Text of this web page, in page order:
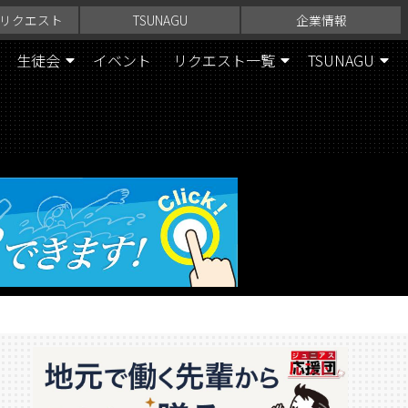
クエスト TSUNAGU 企業情報
生徒会 イベント リクエスト一覧 TSUNAGU